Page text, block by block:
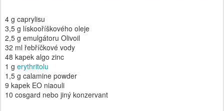
4 g caprylisu
3,5 g lískooříškového oleje
2,5 g emulgátoru Olivoil
32 ml řebříčkové vody
48 kapek algo zinc
1 g erythritolu
1,5 g calamine powder
9 kapek EO niaouli
10 cosgard nebo jiný konzervant